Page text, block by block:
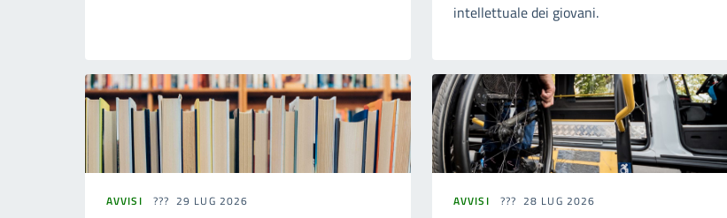
intellettuale dei giovani.
AVVISI 29 LUG 2026 AVVISI 28 LUG 2026